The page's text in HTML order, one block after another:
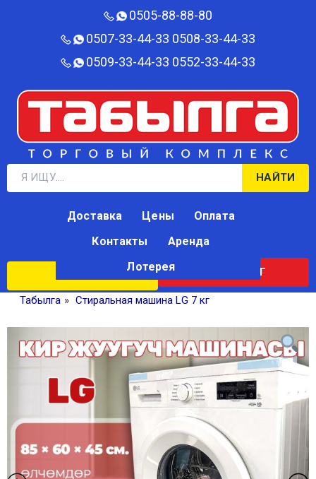
0505-88-88-80‬
0507-33-44-33 0508-33-44-33
0509-33-44-33 0552-33-44-33
НАЙТИ
КАТАЛОГ
Доставка Цены
Оплата
Контакты
Аренда
Лотерея
Табылга » Стиральная машина LG 7 кг